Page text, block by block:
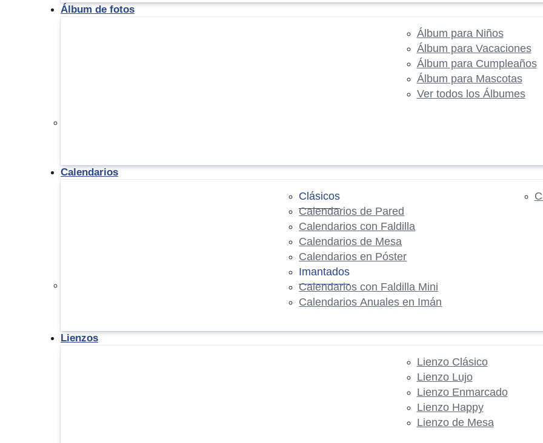
Álbum de fotos
Álbum para Niños
Álbum para Vacaciones
Álbum para Cumpleaños
Álbum para Mascotas
Ver todos los Álbumes
Calendarios
Clásicos
Calendarios de Pared
Calendarios con Faldilla
Calendarios de Mesa
Calendarios en Póster
Imantados
Calendarios con Faldilla Mini
Calendarios Anuales en Imán
Lienzos
Lienzo Clásico
Lienzo Lujo
Lienzo Enmarcado
Lienzo Happy
Lienzo de Mesa